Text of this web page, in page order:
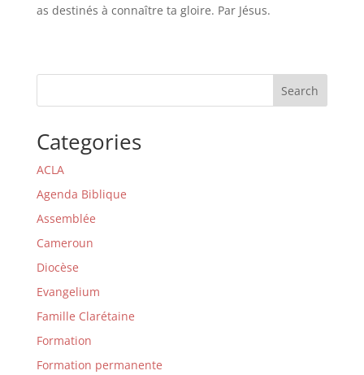
as destinés à connaître ta gloire. Par Jésus.
Search
Categories
ACLA
Agenda Biblique
Assemblée
Cameroun
Diocèse
Evangelium
Famille Clarétaine
Formation
Formation permanente